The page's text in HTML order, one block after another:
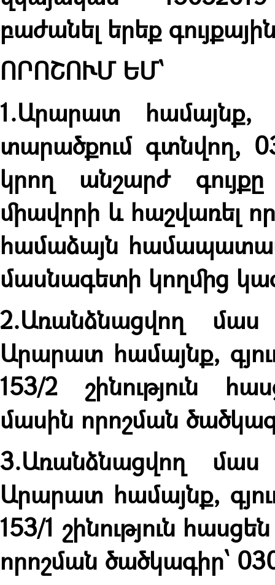
բաժանել երեք
ՈՐՈՇՈՒՄ ԵՄ՝
1.Արարատ համայնք,
տարածքում գտնվող,
կրող անշարժ
միավորի և հաշվառել
համաձայն
մասնագետի կողմից
2.Առանձնացվող
Արարատ համայնք,
153/2 շինություն
մասին որոշման
3.Առանձնացվող
Արարատ համայնք,
153/1 շինություն
որոշման ծածկագիր՝